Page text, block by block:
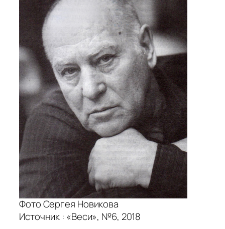
Фото Сергея Новикова
Источник : «Веси», №6, 2018